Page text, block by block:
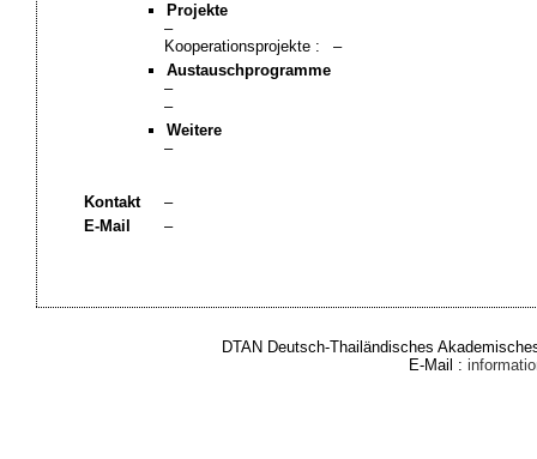
Projekte
–
Kooperationsprojekte :
–
Austauschprogramme
–
–
Weitere
–
Kontakt
–
E-Mail
–
DTAN Deutsch-Thailändisches
E-Mail :